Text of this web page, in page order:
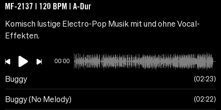
MF-2137 | 120 BPM | A-Dur
Komisch lustige Electro-Pop Musik mit und ohne Vocal-
Effekten.
00:00
Buggy 02:23
Buggy (No Melody) 02:22